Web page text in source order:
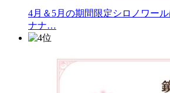
4月＆5月の期間限定シロノワー
ナナ…